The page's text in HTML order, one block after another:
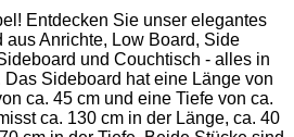
Entdecken Sie unser elegantes
aus Anrichte, Low Board, Side
und Couchtisch - alles in
Sideboard hat eine Länge von
ca. 45 cm und eine Tiefe von ca.
ca. 130 cm in der Länge, ca. 40